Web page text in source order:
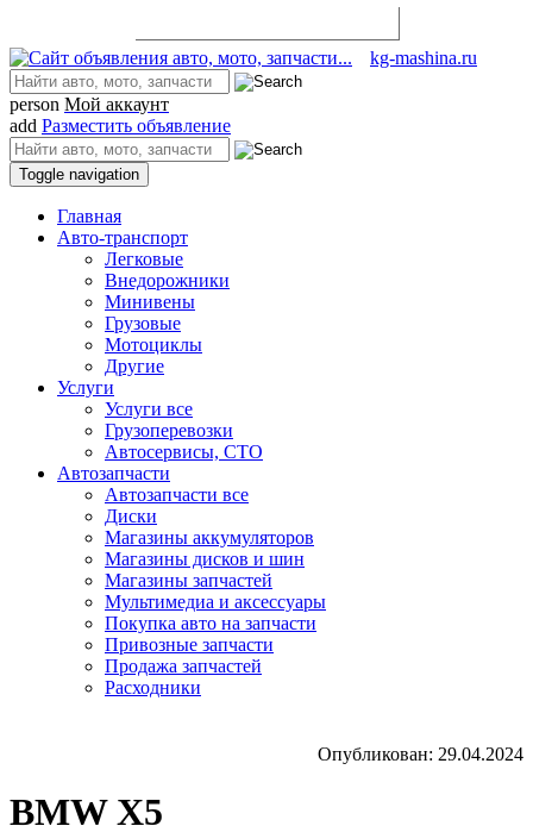
kg-mashina.ru
person Мой аккаунт
add Разместить объявление
Toggle navigation
Главная
Авто-транспорт
Легковые
Внедорожники
Минивены
Грузовые
Мотоциклы
Другие
Услуги
Услуги все
Грузоперевозки
Автосервисы, СТО
Автозапчасти
Автозапчасти все
Диски
Магазины аккумуляторов
Магазины дисков и шин
Магазины запчастей
Мультимедиа и аксессуары
Покупка авто на запчасти
Привозные запчасти
Продажа запчастей
Расходники
Опубликован: 29.04.2024
BMW X5